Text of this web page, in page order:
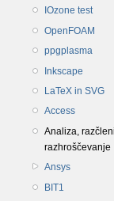
IOzone test
OpenFOAM
ppgplasma
Inkscape
LaTeX in SVG
Access
Analiza,
razhroščevanje
Ansys
BIT1